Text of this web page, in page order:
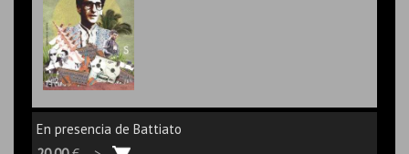
En presencia de Battiato